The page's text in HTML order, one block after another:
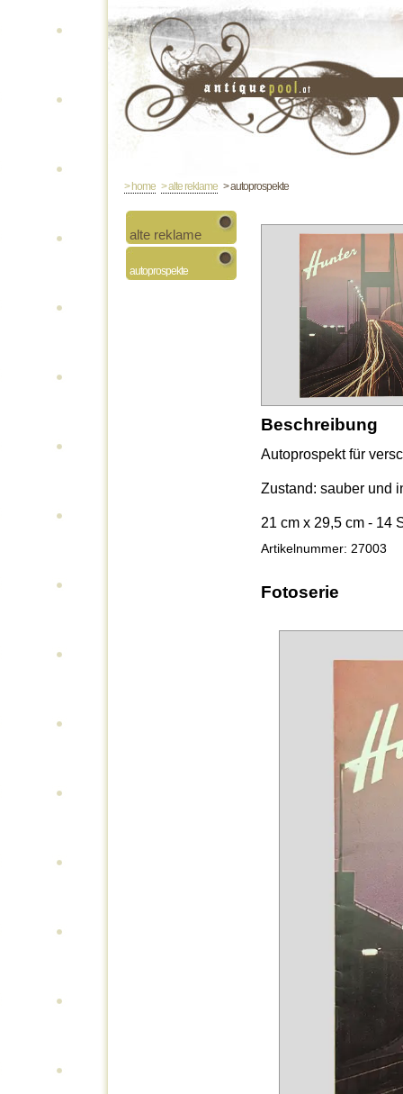
> home > alte reklame > autoprospekte
alte reklame
autoprospekte
Beschreibung
Autoprospekt für
Zustand: sauber und
21 cm x 29,5 cm - 14
Artikelnummer: 27003
Fotoserie